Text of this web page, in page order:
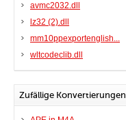
avmc2032.dll
lz32 (2).dll
mm10ppexportenglish...
wltcodeclib.dll
Zufällige Konvertierungen